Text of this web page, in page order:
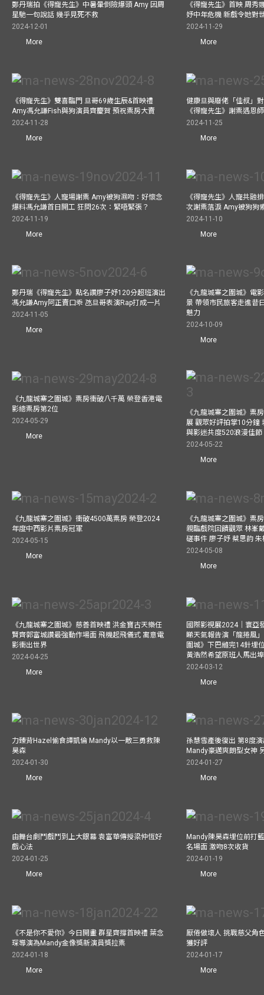
鄭丹瑞拍《得寵先生》中暑暈倒險爆頭 Amy 因周
星馳一句說話 幾乎見死不救
2024-12-01
More
《得寵先生》首映 周秀
妤中年危機 新戲令她對
2024-11-29
More
《得寵先生》雙喜臨門 旦哥69歲生辰&首映禮
Amy馮允謙Fish與狗演員齊慶賀 預祝票房大賣
2024-11-28
More
健康旦與廢佬「佳叔」
《得寵先生》謝票遇恩
2024-11-25
More
《得寵先生》人寵場謝票 Amy被狗濕吻：好懷念
爆料馮允謙首日開工 狂問26次：緊唔緊張？
2024-11-19
More
《得寵先生》人寵共融
次謝票落淚 Amy被狗狗
2024-11-10
More
鄭丹瑞《得寵先生》點名讚廖子妤120分超班演出
馮允謙Amy阿正賣口乖 氹旦哥表演Rap打成一片
2024-11-05
More
《九龍城寨之圍城》電
景 帶領市民旅客走進昔
魅力
2024-10-09
More
《九龍城寨之圍城》票房衝破八千萬 榮登香港電
影總票房第2位
2024-05-29
More
《九龍城寨之圍城》票
展 觀眾好評拍掌10分鐘
與影迷共度520浪漫佳節
2024-05-22
More
《九龍城寨之圍城》衝破4500萬票房 榮登2024
年度中西影片票房冠軍
2024-05-15
More
《九龍城寨之圍城》票
親臨戲院回饋觀眾 林峯
磋事件 廖子妤 蔡思韵
2024-05-08
More
《九龍城寨之圍城》慈善首映禮 洪金寶古天樂任
賢齊郭富城讚最強動作場面 飛機起飛儀式 寓意電
影衝出世界
2024-04-25
More
國際影視展2024｜寰亞
睇天氣報告演「龍捲風
圍城》下巴縫完14針埋
黃浩然希望原班人馬出
2024-03-12
More
力臻背Hazel偷食譚凱倫 Mandy以一敵三勇救陳
昊森
2024-01-30
More
孫慧雪產後復出 第8度
Mandy豪邁爽朗型女神
2024-01-27
More
由舞台劇鬥戲鬥到上大銀幕 袁富華傳授梁仲恆好
戲心法
2024-01-25
More
Mandy陳昊森埋位前打
名場面 激吻8次收貨
2024-01-19
More
《不是你不愛你》今日開畫 群星齊撐首映禮 葉念
琛導演為Mandy金像獎新演員獎拉票
2024-01-18
More
厭倦做壞人 挑戰慈父角
獲好評
2024-01-17
More